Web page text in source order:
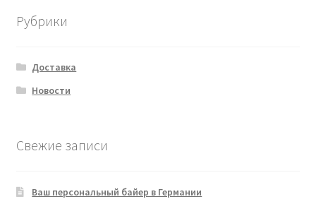
Рубрики
Доставка
Новости
Свежие записи
Ваш персональный байер в Германии